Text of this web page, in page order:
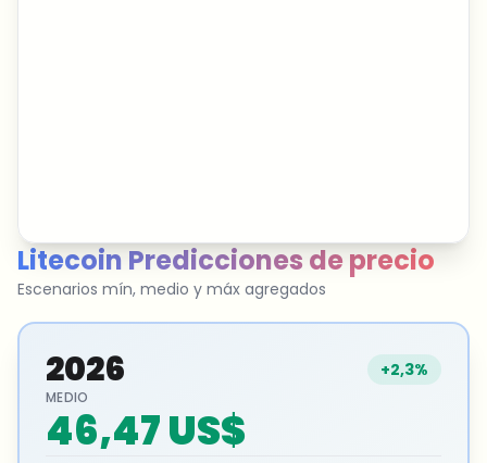
LitecoinPredicciones de precio
Escenarios mín, medio y máx agregados
2026 +2,3%
MEDIO
46,47 US$